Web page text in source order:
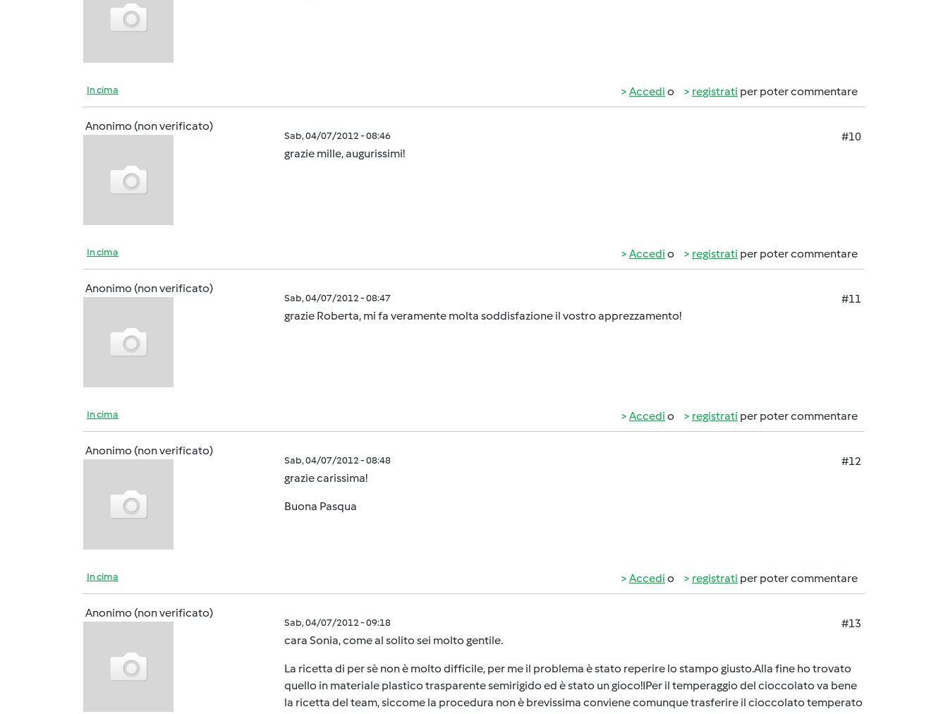
In cima Accedi o registrati per poter commentare
Anonimo (non verificato)
Sab, 04/07/2012 - 08:46
#10
grazie mille, augurissimi!
In cima Accedi o registrati per poter commentare
Anonimo (non verificato)
Sab, 04/07/2012 - 08:47
#11
grazie Roberta, mi fa veramente molta soddisfazione il vostro apprezzamento!
In cima Accedi o registrati per poter commentare
Anonimo (non verificato)
Sab, 04/07/2012 - 08:48
#12
grazie carissima!
Buona Pasqua
In cima Accedi o registrati per poter commentare
Anonimo (non verificato)
Sab, 04/07/2012 - 09:18
#13
cara Sonia, come al solito sei molto gentile.
La ricetta di per sè non è molto difficile, per me il problema è stato reperire lo stampo giusto.Alla fine ho trovato
quello in materiale plastico trasparente semirigido ed è stato un gioco!IPer il temperaggio del cioccolato va bene
la ricetta del team, siccome la procedura non è brevissima conviene comunque trasferire il cioccolato temperato